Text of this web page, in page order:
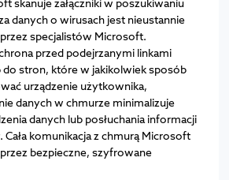
danych o wirusach jest nieustannie
specjalistów Microsoft.
przed podejrzanymi linkami
do stron, które w jakikolwiek sposób
urządzenie użytkownika,
danych w chmurze minimalizuje
danych lub posłuchania informacji
Cała komunikacja z chmurą Microsoft
bezpieczne, szyfrowane